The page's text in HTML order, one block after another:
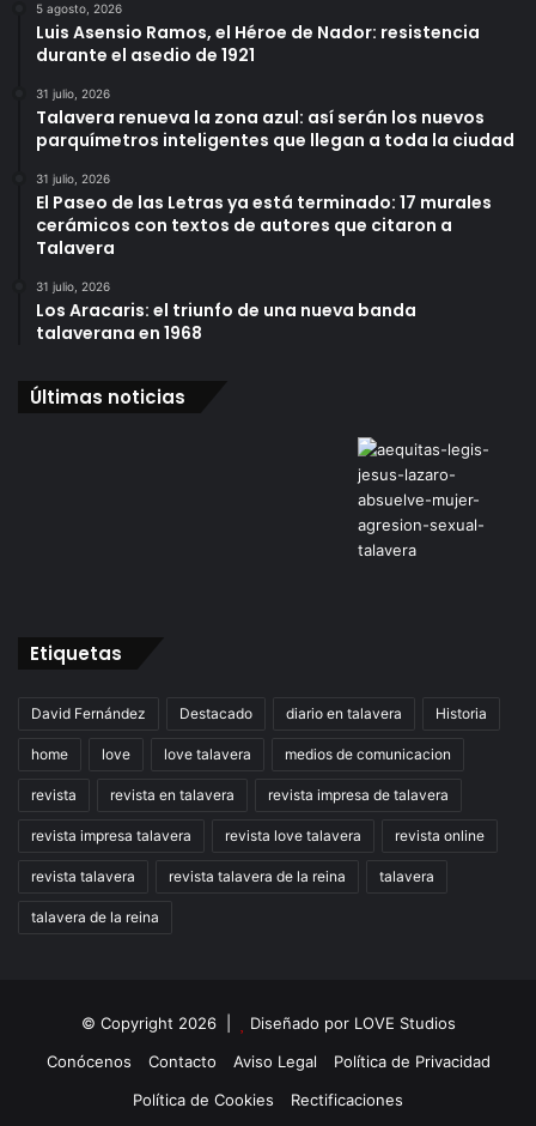
5 agosto, 2026
Luis Asensio Ramos, el Héroe de Nador: resistencia
durante el asedio de 1921
31 julio, 2026
Talavera renueva la zona azul: así serán los nuevos
parquímetros inteligentes que llegan a toda la ciudad
31 julio, 2026
El Paseo de las Letras ya está terminado: 17 murales
cerámicos con textos de autores que citaron a
Talavera
31 julio, 2026
Los Aracaris: el triunfo de una nueva banda
talaverana en 1968
Últimas noticias
Etiquetas
David Fernández Destacado diario en talavera Historia
home love love talavera medios de comunicacion
revista revista en talavera revista impresa de talavera
revista impresa talavera revista love talavera revista online
revista talavera revista talavera de la reina talavera
talavera de la reina
© Copyright 2026 | Diseñado por LOVE Studios
Conócenos
Contacto Aviso Legal
Política de Privacidad
Política de Cookies
Rectificaciones